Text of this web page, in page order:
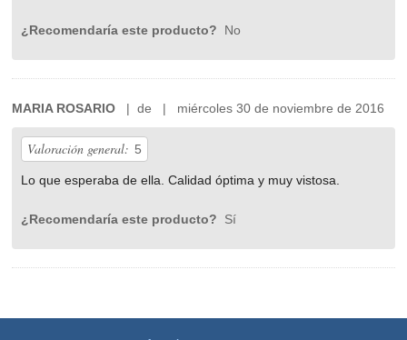
¿Recomendaría este producto? No
MARIA ROSARIO | de | miércoles 30 de noviembre de 2016
Valoración general: 5
Lo que esperaba de ella. Calidad óptima y muy vistosa.
¿Recomendaría este producto? Sí